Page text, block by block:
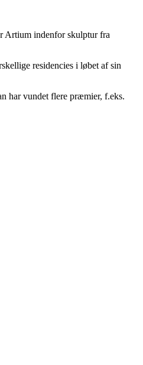
Artium indenfor skulptur fra
residencies i løbet af sin
har vundet flere præmier, f.eks.